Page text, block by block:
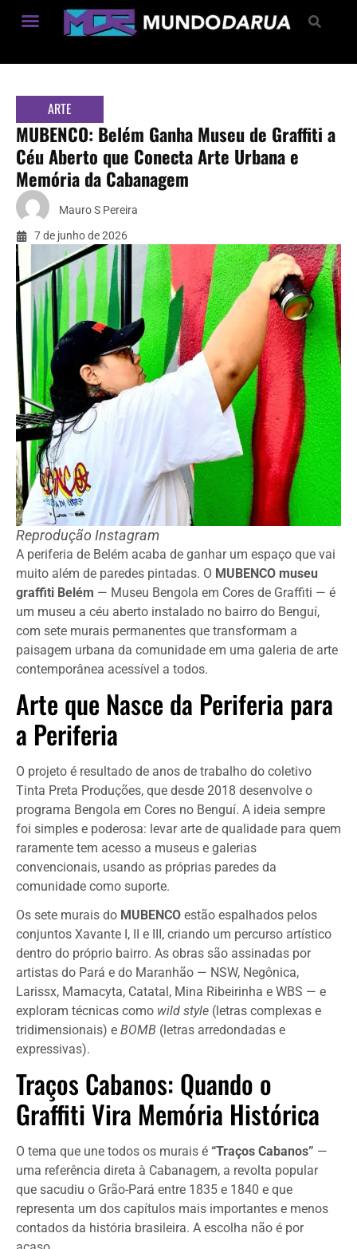
ARTE
MUBENCO: Belém Ganha Museu de Graffiti a
Céu Aberto que Conecta Arte Urbana e
Memória da Cabanagem
Mauro S Pereira
7 de junho de 2026
Reprodução Instagram
A periferia de Belém acaba de ganhar um espaço que vai
muito além de paredes pintadas. O MUBENCO museu
graffiti Belém — Museu Bengola em Cores de Graffiti — é
um museu a céu aberto instalado no bairro do Benguí,
com sete murais permanentes que transformam a
paisagem urbana da comunidade em uma galeria de arte
contemporânea acessível a todos.
Arte que Nasce da Periferia para
a Periferia
O projeto é resultado de anos de trabalho do coletivo
Tinta Preta Produções, que desde 2018 desenvolve o
programa Bengola em Cores no Benguí. A ideia sempre
foi simples e poderosa: levar arte de qualidade para quem
raramente tem acesso a museus e galerias
convencionais, usando as próprias paredes da
comunidade como suporte.
Os sete murais do MUBENCO estão espalhados pelos
conjuntos Xavante I, II e III, criando um percurso artístico
dentro do próprio bairro. As obras são assinadas por
artistas do Pará e do Maranhão — NSW, Negônica,
Larissx, Mamacyta, Catatal, Mina Ribeirinha e WBS — e
exploram técnicas como wild style (letras complexas e
tridimensionais) e BOMB (letras arredondadas e
expressivas).
Traços Cabanos: Quando o
Graffiti Vira Memória Histórica
O tema que une todos os murais é “Traços Cabanos” —
uma referência direta à Cabanagem, a revolta popular
que sacudiu o Grão-Pará entre 1835 e 1840 e que
representa um dos capítulos mais importantes e menos
contados da história brasileira. A escolha não é por